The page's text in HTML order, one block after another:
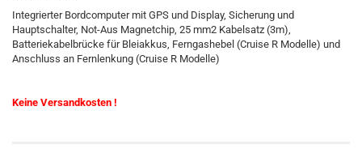
Integrierter Bordcomputer mit GPS und Display, Sicherung und
Hauptschalter, Not-Aus Magnetchip, 25 mm2 Kabelsatz (3m),
Batteriekabelbrücke für Bleiakkus, Ferngashebel (Cruise R Modelle) und
Anschluss an Fernlenkung (Cruise R Modelle)
Keine Versandkosten !